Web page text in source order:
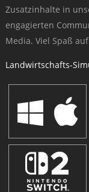
Zusatzinhalte in
engagierten
Media. Viel Spaß
Landwirtschafts-